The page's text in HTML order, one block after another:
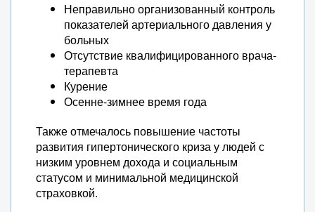
Неправильно организованный контроль
показателей артериального давления у
больных
Отсутствие квалифицированного врача-
терапевта
Курение
Осенне-зимнее время года
Также отмечалось повышение частоты
развития гипертонического криза у людей с
низким уровнем дохода и социальным
статусом и минимальной медицинской
страховкой.